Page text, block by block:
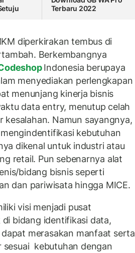
Terbaru 2022
diperkirakan tembus di
Berkembangnya
Indonesia berupaya
menyediakan perlengkapan
menunjang kinerja bisnis
data entry, menutup celah
kesalahan. Namun sayangnya,
kebutuhan
dikenal untuk industri atau
retail. Pun sebenarnya alat
bidang bisnis seperti
dan pariwisata hingga MICE.
visi menjadi pusat
bidang identifikasi data,
merasakan manfaat serta
sesuai kebutuhan dengan